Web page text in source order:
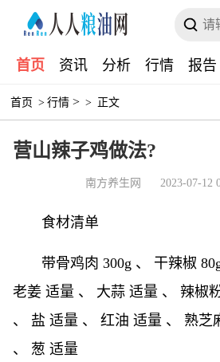
首页 资讯 分析 行情 报告
首页 > 行情 > > 正文
营山辣子鸡做法?
南方养生网 2023-07-12
食材清单
带骨鸡肉 300g 、 干辣椒
老姜 适量 、 大蒜 适量 、 辣椒
、 盐 适量 、 红油 适量 、 熟芝
、 葱 适量